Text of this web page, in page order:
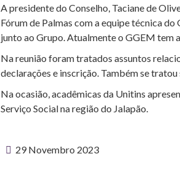
A presidente do Conselho, Taciane de
Fórum de Palmas com a equipe técnica
junto ao Grupo. Atualmente o GGEM tem
Na reunião foram tratados assuntos
declarações e inscrição. Também se
Na ocasião, acadêmicas da Unitins
Serviço Social na região do Jalapão.
29 Novembro 2023